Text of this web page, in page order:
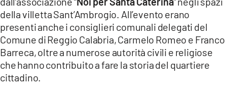
LACTV.IT
LACONAIR.IT
LACITYMAG.IT
ILREGGINO.IT
della villetta Sant’Ambrogio. All’evento erano
presenti anche i consiglieri comunali delegati del
Comune di Reggio Calabria, Carmelo Romeo e Franco
Barreca, oltre a numerose autorità civili e religiose
che hanno contribuito a fare la storia del quartiere
cittadino.